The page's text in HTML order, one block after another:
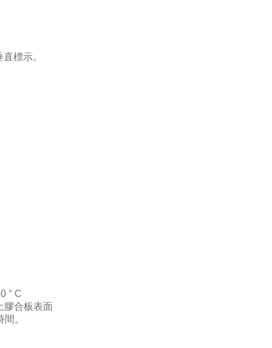
標示。
° C
膠合板表面
。